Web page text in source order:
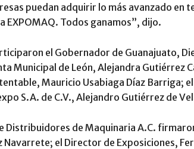
puedan adquirir lo más avanzado en
EXPOMAQ. Todos ganamos”, dijo.
el Gobernador de Guanajuato,
Municipal de León, Alejandra Gutiérrez
Mauricio Usabiaga Díaz Barriga;
S.A. de C.V., Alejandro Gutiérrez de
Distribuidores de Maquinaria A.C.
Navarrete; el Director de Exposiciones,